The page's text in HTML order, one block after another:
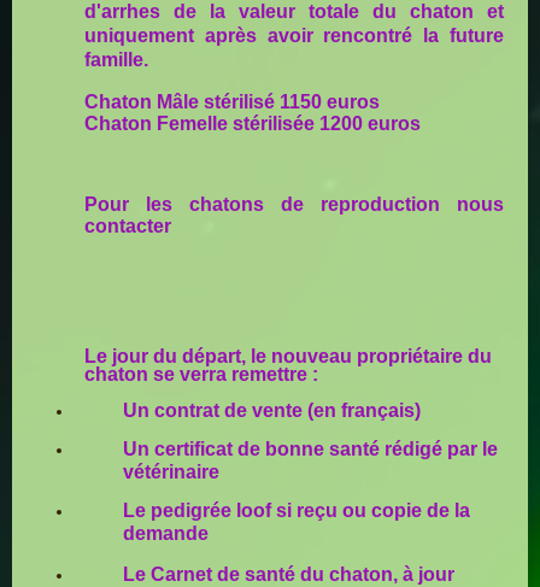
d'arrhes de la valeur totale du chaton et
uniquement après avoir rencontré la future
famille.
Chaton Mâle stérilisé 1150 euros
Chaton Femelle stérilisée 1200 euros
Pour les chatons de reproduction nous
contacter
Le jour du départ, le nouveau propriétaire du
chaton se verra remettre :
Un contrat de vente (en français)
Un certificat de bonne santé rédigé par le
vétérinaire
Le pedigrée loof si reçu ou copie de la
demande
Le Carnet de santé du chaton, à jour